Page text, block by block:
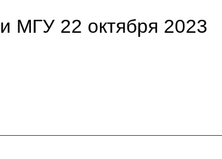
МГУ 22 октября 2023